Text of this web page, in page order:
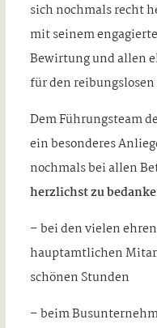
sich nochmals recht
mit seinem
Bewirtung und allen
für den
Dem Führungsteam
ein besonderes
nochmals bei allen
herzlichst zu
– bei den vielen
hauptamtlichen
schönen Stunden
– beim